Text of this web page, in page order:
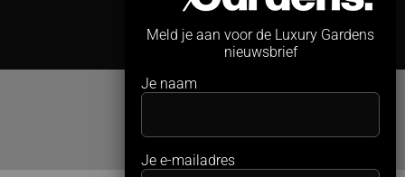
Meld je aan voor de Luxury Gardens
nieuwsbrief
Je naam
Je e-mailadres